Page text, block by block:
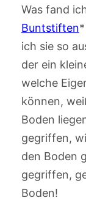
Was fand
Buntstiften
ich sie so
der ein
welche
können,
Boden
gegriffen,
den Boden
gegriffen,
Boden!